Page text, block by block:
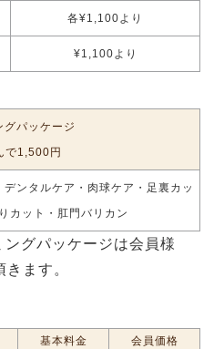
各¥1,100より
¥1,100より
グパッケージ
で1,500円
ンタルケア・肉球ケア・足裏カッ
カット・肛門バリカン
グパッケージは会員様
ます。
基本料金
会員価格